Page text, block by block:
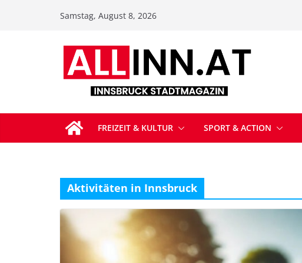
Samstag, August 8, 2026
FREIZEIT & KULTUR SPORT & ACTION
Aktivitäten in Innsbruck